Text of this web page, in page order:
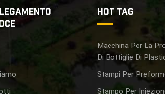
HOT TAG
Macchina Per La
Di Bottiglie Di
Stampi Per
Stampo Per